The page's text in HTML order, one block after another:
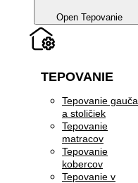
Open Tepovanie
TEPOVANIE
Tepovanie gauča
a stoličiek
Tepovanie
matracov
Tepovanie
kobercov
Tepovanie v